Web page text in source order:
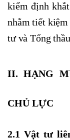
kiểm định
nhằm tiết
tư và Tổng
II. HẠNG
CHỦ LỰC
2.1 Vật tư